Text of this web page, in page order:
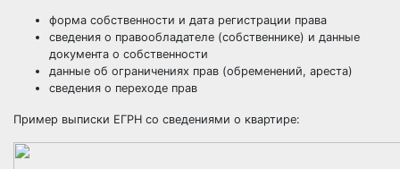
форма собственности и дата регистрации права
сведения о правообладателе (собственнике) и данные
документа о собственности
данные об ограничениях прав (обременений, ареста)
сведения о переходе прав
Пример выписки ЕГРН со сведениями о квартире: